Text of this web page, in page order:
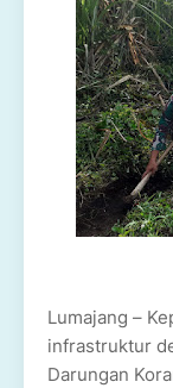
Lumajang –
infrastruktur
Darungan